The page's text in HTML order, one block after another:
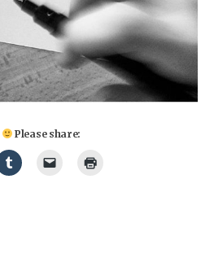
Please share: